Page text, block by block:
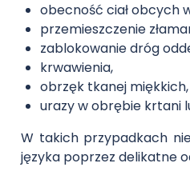
obecność ciał obcych
przemieszczenie
zablokowanie dróg
krwawienia,
obrzęk tkanej miękkich,
urazy w obrębie krtani
W takich przypadkach
języka poprzez delikatne